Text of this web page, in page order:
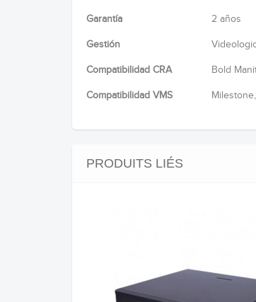
Garantía 2 años
Gestión
Compatibilidad CRA Bold
Compatibilidad VMS
PRODUITS LIÉS